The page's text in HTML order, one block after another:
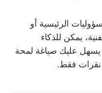
الرئيسية أو
يمكن للذكاء
يسهل عليك صياغة لمحة
نقرات فقط.